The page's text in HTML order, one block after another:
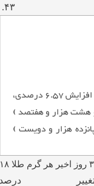
قیمت طلا امروز بالا رفت و هر گرم طلا 18 عیار با افزایش 6.57 درصدی،
و هشت هزار و هفتصد )
و پانزده هزار و دویست )
درصد